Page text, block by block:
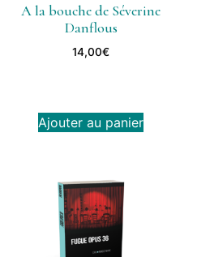
A la bouche de Séverine
Danflous
14,00€
Ajouter au panier